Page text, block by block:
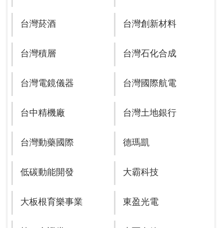
台灣菸酒 台灣創新材料
台灣積層 台灣石化合成
台灣電鏡儀器 台灣國際航電
台中精機廠 台灣土地銀行
台灣動藥國際 德瑪凱
低碳動能開發 大霸科技
大板根育樂事業 東盈光電